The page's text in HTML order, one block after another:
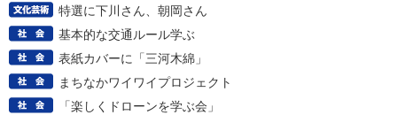
特選に下川さん、朝岡さん
基本的な交通ルール学ぶ
表紙カバーに「三河木綿」
まちなかワイワイプロジェクト
「楽しくドローンを学ぶ会」